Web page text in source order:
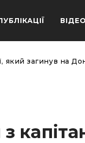
ВІДЕО
який загинув на